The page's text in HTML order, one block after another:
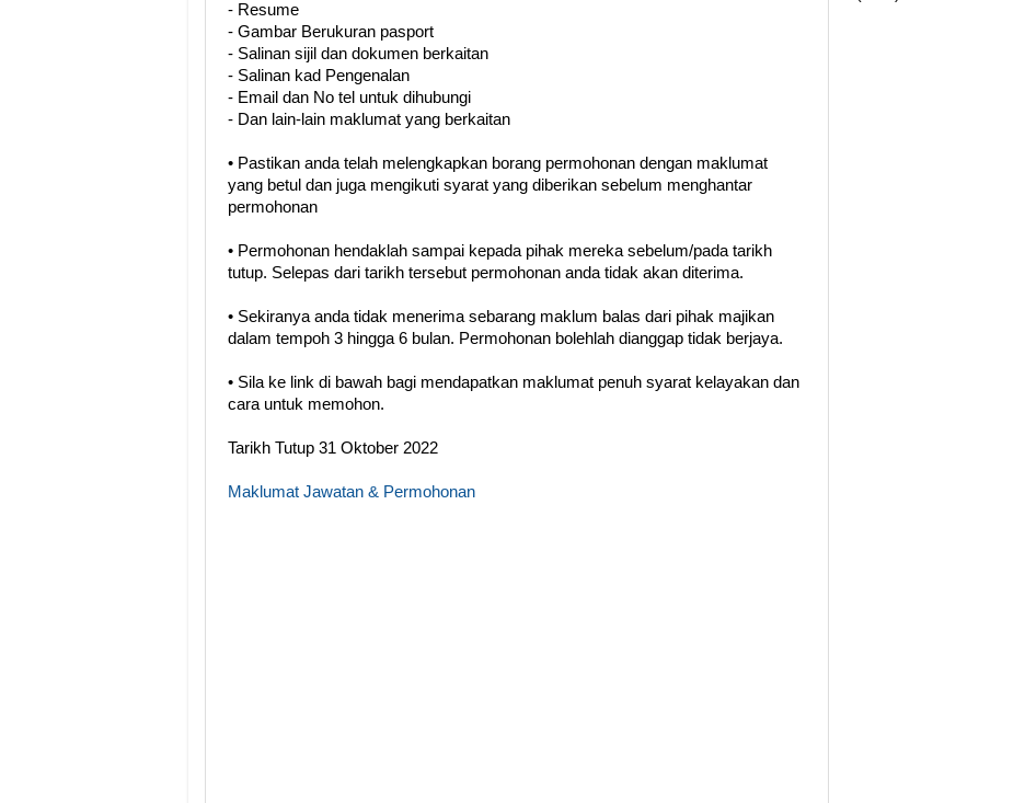
- Resume
- Gambar Berukuran pasport
- Salinan sijil dan dokumen berkaitan
- Salinan kad Pengenalan
- Email dan No tel untuk dihubungi
- Dan lain-lain maklumat yang berkaitan
• Pastikan anda telah melengkapkan borang permohonan dengan maklumat
yang betul dan juga mengikuti syarat yang diberikan sebelum menghantar
permohonan
• Permohonan hendaklah sampai kepada pihak mereka sebelum/pada tarikh
tutup. Selepas dari tarikh tersebut permohonan anda tidak akan diterima.
• Sekiranya anda tidak menerima sebarang maklum balas dari pihak majikan
dalam tempoh 3 hingga 6 bulan. Permohonan bolehlah dianggap tidak berjaya.
• Sila ke link di bawah bagi mendapatkan maklumat penuh syarat kelayakan dan
cara untuk memohon.
Tarikh Tutup 31 Oktober 2022
Maklumat Jawatan & Permohonan